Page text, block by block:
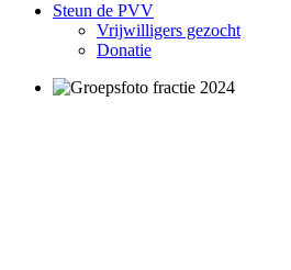
Steun de PVV
Vrijwilligers gezocht
Donatie